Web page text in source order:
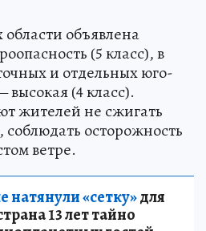
объявлена
(5 класс), в
и отдельных юго-
(4 класс).
жителей не сжигать
соблюдать осторожность
ветре.
«сетку»для
13 лет тайно